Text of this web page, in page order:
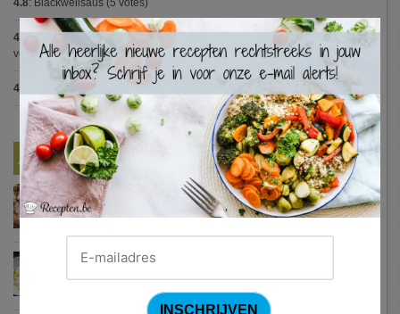
4.8: Blackwellsaus (5 votes)
4.7
votes)
4.7 Gestoofde kip met dragon
Nieuwste Recepten
Turkse pizza met halloumi en courgette
Waterzooi van pladijs met venkel (Colruyt)
×